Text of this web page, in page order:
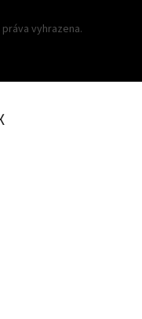
práva vyhrazena.